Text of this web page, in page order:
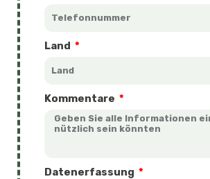
Land
Kommentare
Datenerfassung